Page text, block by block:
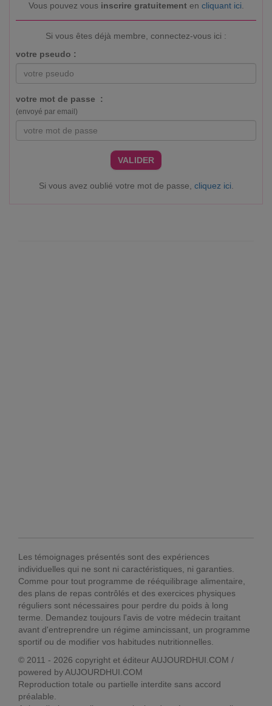
Vous pouvez vous inscrire gratuitementen cliquant ici
Si vous êtes déjà membre, connectez-vous ici :
votre pseudo :
votre mot de passe :
(envoyé par email)
VALIDER
Si vous avez oublié votre mot de passe, cliquez ici
Les témoignages présentés sont des expériences
individuelles qui ne sont ni caractéristiques, ni garanties.
Comme pour tout programme de rééquilibrage alimentaire,
des plans de repas contrôlés et des exercices physiques
réguliers sont nécessaires pour perdre du poids à long
terme. Demandez toujours l'avis de votre médecin traitant
avant d'entreprendre un régime amincissant, un programme
sportif ou de modifier vos habitudes nutritionnelles.
© 2011 - 2026 copyright et éditeur AUJOURDHUI.COM /
powered by AUJOURDHUI.COM
Reproduction totale ou partielle interdite sans accord
préalable.